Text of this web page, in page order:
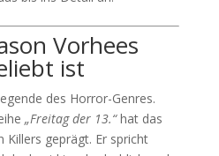
Vorhees
ist
des Horror-Genres.
„Freitag der 13.“hat das
Killers geprägt. Er spricht